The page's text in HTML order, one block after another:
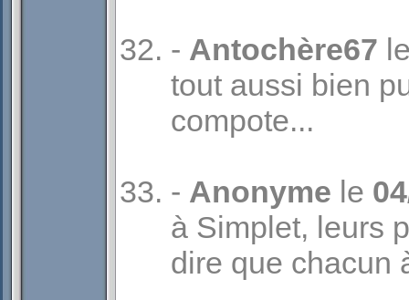
- Antochère67
tout aussi bien
compote...
- Anonyme le
à Simplet, leurs
dire que chacun